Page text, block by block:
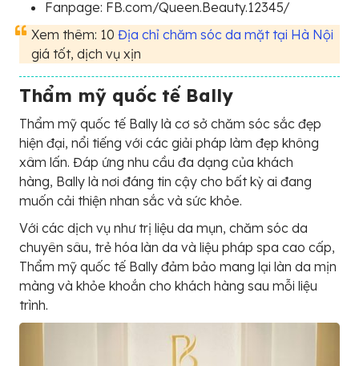
Fanpage: FB.com/Queen.Beauty.12345/
Xem thêm: 10 Địa chỉ chăm sóc da mặt tại Hà Nội
giá tốt, dịch vụ xịn
Thẩm mỹ quốc tế Bally
Thẩm mỹ quốc tế Bally là cơ sở chăm sóc sắc đẹp
hiện đại, nổi tiếng với các giải pháp làm đẹp không
xâm lấn. Đáp ứng nhu cầu đa dạng của khách
hàng, Bally là nơi đáng tin cậy cho bất kỳ ai đang
muốn cải thiện nhan sắc và sức khỏe.
Với các dịch vụ như trị liệu da mụn, chăm sóc da
chuyên sâu, trẻ hóa làn da và liệu pháp spa cao cấp,
Thẩm mỹ quốc tế Bally đảm bảo mang lại làn da mịn
màng và khỏe khoắn cho khách hàng sau mỗi liệu
trình.